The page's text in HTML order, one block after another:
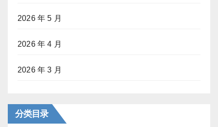
2026 年 5 月
2026 年 4 月
2026 年 3 月
分类目录